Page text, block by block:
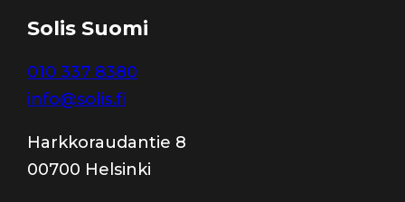
Solis Suomi
010 337 8380
info@solis.fi
Harkkoraudantie 8
00700 Helsinki